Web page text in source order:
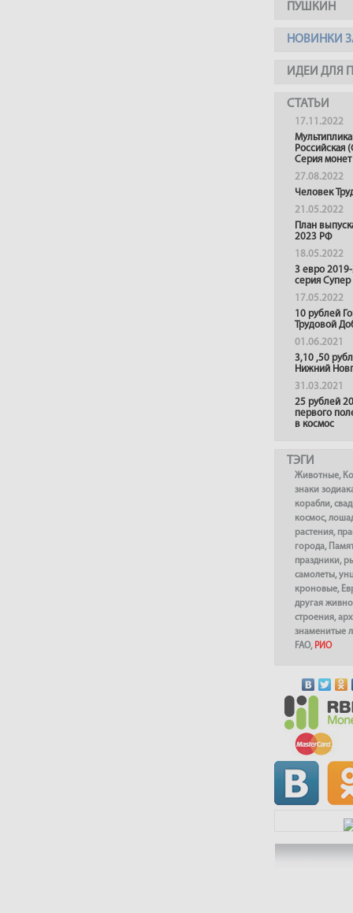
ПУШКИН
НОВИНКИ
ИДЕИ ДЛЯ
СТАТЬИ
17.11.2022
Российская
Серия монет
27.08.2022
Человек
21.05.2022
План
2023 РФ
18.05.2022
3 евро
серия
17.05.2022
10 рублей
Трудовой
01.06.2021
3,10 ,50
Нижний
31.03.2021
25 рублей
первого
в космос
ТЭГИ
Животные,
знаки
корабли,
космос,
растения,
города,
праздники,
самолеты,
кроновые,
другая
строения,
знаменитые
FAO, РИО